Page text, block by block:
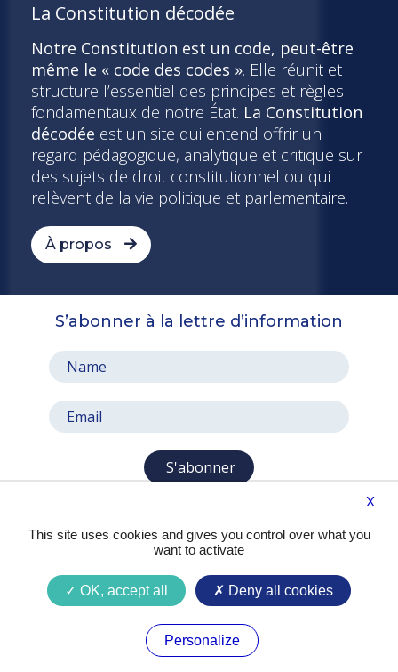
La Constitution décodée
Notre Constitution est un code, peut-être
même le « code des codes ». Elle réunit et
structure l’essentiel des principes et règles
fondamentaux de notre État. La Constitution
décodée est un site qui entend offrir un
regard pédagogique, analytique et critique sur
des sujets de droit constitutionnel ou qui
relèvent de la vie politique et parlementaire.
À propos
S’abonner à la lettre d’information
S'abonner
Contact Mentions légales
X
This site uses cookies and gives you control over what you
want to activate
OK, accept all Deny all cookies
Personalize